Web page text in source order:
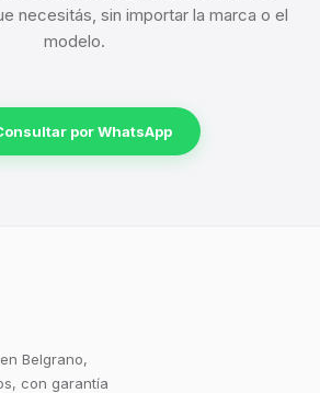
necesitás, sin importar la marca o el
modelo.
por WhatsApp
Belgrano,
con garantía